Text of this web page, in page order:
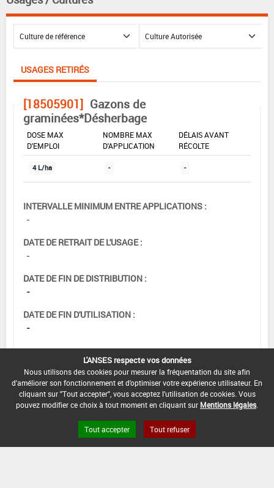
USAGES RETIRÉS
[18505901] Gazons de
graminées*Désherbage
DOSE MAX
D'EMPLOI
NOMBRE MAX
D'APPLICATION
DÉLAIS AVANT
RÉCOLTE
4 L/ha - -
INTERVALLE MINIMUM ENTRE APPLICATIONS :
-
DATE DE RETRAIT DE L'USAGE :
-
DATE DE FIN DE DISTRIBUTION :
-
DATE DE FIN D'UTILISATION :
-
L'ANSES respecte vos données
Nous utilisons des cookies pour mesurer la fréquentation du site afin
d'améliorer son fonctionnement et d'optimiser votre expérience utilisateur. En
cliquant sur "Tout accepter", vous acceptez l'utilisation de cookies. Vous
pouvez modifier ce choix à tout moment en cliquant sur Mentions légales
Tout accepter Tout refuser